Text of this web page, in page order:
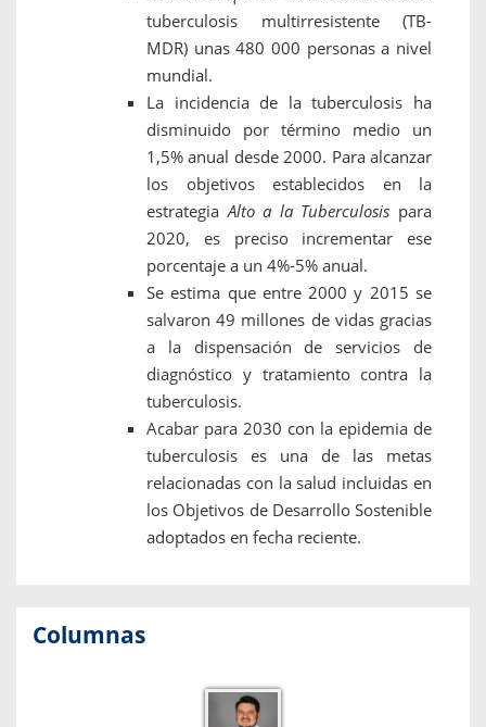
tuberculosis multirresistente (TB-
MDR) unas 480 000 personas a nivel
mundial.
La incidencia de la tuberculosis ha
disminuido por término medio un
1,5% anual desde 2000. Para alcanzar
los objetivos establecidos en la
estrategiaAlto a la Tuberculosis para
2020, es preciso incrementar ese
porcentaje a un 4%-5% anual.
Se estima que entre 2000 y 2015 se
salvaron 49 millones de vidas gracias
a la dispensación de servicios de
diagnóstico y tratamiento contra la
tuberculosis.
Acabar para 2030 con la epidemia de
tuberculosis es una de las metas
relacionadas con la salud incluidas en
los Objetivos de Desarrollo Sostenible
adoptados en fecha reciente.
Columnas